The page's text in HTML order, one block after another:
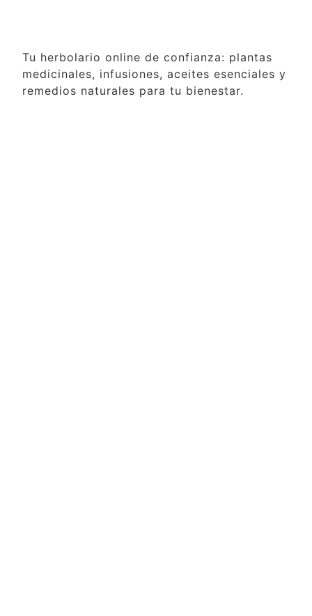
Tu herbolario online de confianza: plantas
medicinales, infusiones, aceites esenciales y
remedios naturales para tu bienestar.